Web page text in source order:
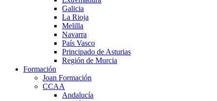
Galicia
La Rioja
Melilla
Navarra
País Vasco
Principado de Asturias
Región de Murcia
Formación
Joan Formación
CCAA
Andalucía